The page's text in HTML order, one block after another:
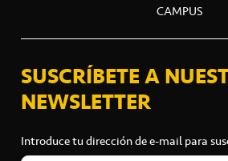
CAMPUS
SUSCRÍBETE A
NEWSLETTER
Introduce tu dirección de e-mail para